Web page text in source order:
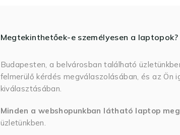
Megtekinthetőek-e személyesen a laptopok?
Budapesten, a belvárosban található
felmerülő kérdés megválaszolásában, és az Ön
kiválasztásában.
Minden a webshopunkban látható laptop
üzletünkben.